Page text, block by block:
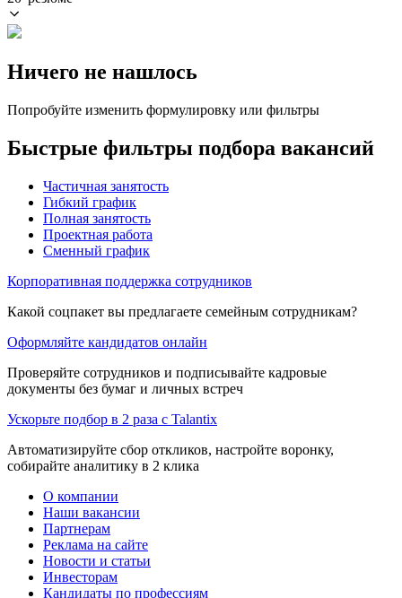
Ничего не нашлось
Попробуйте изменить формулировку или фильтры
Быстрые фильтры подбора вакансий
Частичная занятость
Гибкий график
Полная занятость
Проектная работа
Сменный график
Корпоративная поддержка сотрудников
Какой соцпакет вы предлагаете семейным сотрудникам?
Оформляйте кандидатов онлайн
Проверяйте сотрудников и подписывайте кадровые
документы без бумаг и личных встреч
Ускорьте подбор в 2 раза с Talantix
Автоматизируйте сбор откликов, настройте воронку,
собирайте аналитику в 2 клика
О компании
Наши вакансии
Партнерам
Реклама на сайте
Новости и статьи
Инвесторам
Кандидаты по профессиям